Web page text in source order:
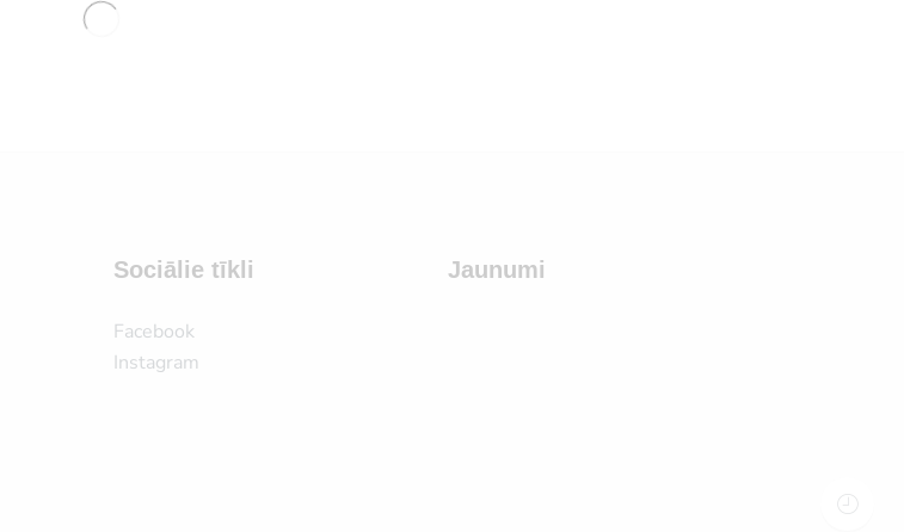
Sociālie tīkli
Facebook
Instagram
Jaunumi